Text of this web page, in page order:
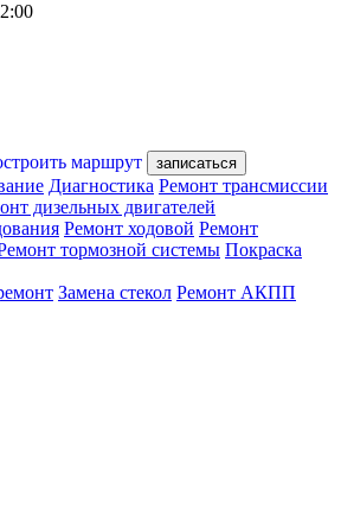
маршрут записаться
Диагностика Ремонт трансмиссии
дизельных двигателей
Ремонт ходовой Ремонт
тормозной системы Покраска
Замена стекол Ремонт АКПП